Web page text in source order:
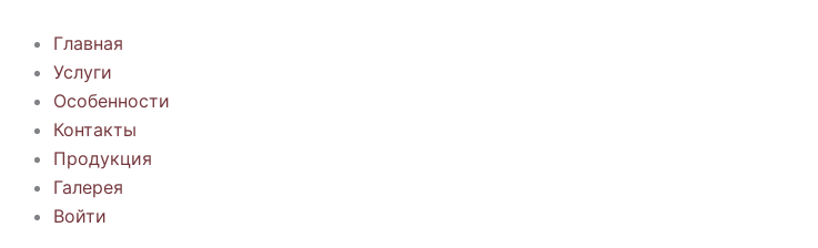
содержимому
Главная
Услуги
Особенности
Контакты
Продукция
Галерея
Войти